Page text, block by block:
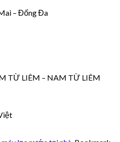
– Đống Đa
TỪ LIÊM – NAM TỪ LIÊM